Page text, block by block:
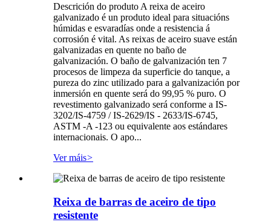
Descrición do produto A reixa de aceiro
galvanizado é un produto ideal para situacións
húmidas e esvaradías onde a resistencia á
corrosión é vital. As reixas de aceiro suave están
galvanizadas en quente no baño de
galvanización. O baño de galvanización ten 7
procesos de limpeza da superficie do tanque, a
pureza do zinc utilizado para a galvanización por
inmersión en quente será do 99,95 % puro. O
revestimento galvanizado será conforme a IS-
3202/IS-4759 / IS-2629/IS - 2633/IS-6745,
ASTM -A -123 ou equivalente aos estándares
internacionais. O apo...
Ver máis>
Reixa de barras de aceiro de tipo
resistente